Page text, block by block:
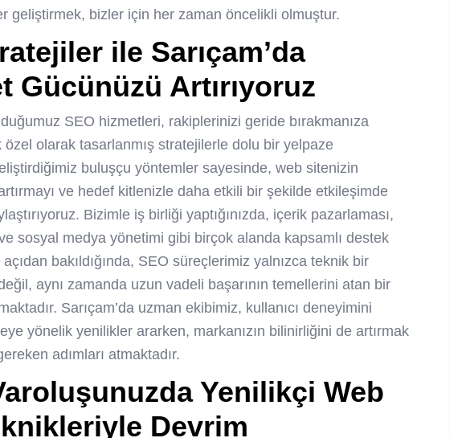
geliştirmek, bizler için her zaman öncelikli olmuştur.
ile Sarıçam’da
Gücünüzü Artırıyoruz
SEO hizmetleri, rakiplerinizi geride bırakmanıza
özel olarak tasarlanmış stratejilerle dolu bir yelpaze
buluşçu yöntemler sayesinde, web sitenizin
ve hedef kitlenizle daha etkili bir şekilde etkileşimde
Bizimle iş birliği yaptığınızda, içerik pazarlaması,
sosyal medya yönetimi gibi birçok alanda kapsamlı destek
bakıldığında, SEO süreçlerimiz yalnızca teknik bir
aynı zamanda uzun vadeli başarının temellerini atan bir
Sarıçam’da uzman ekibimiz, kullanıcı deneyimini
yönelik yenilikler ararken, markanızın bilinirliğini de artırmak
adımları atmaktadır.
Yenilikçi Web
Devrim